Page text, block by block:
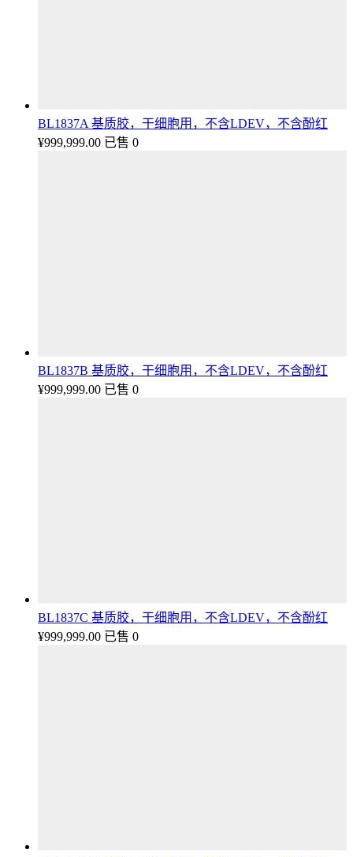
BL1837A 基质胶，干细胞用，不含LDEV，不含酚红
¥999,999.00 已售 0
BL1837B 基质胶，干细胞用，不含LDEV，不含酚红
¥999,999.00 已售 0
BL1837C 基质胶，干细胞用，不含LDEV，不含酚红
¥999,999.00 已售 0